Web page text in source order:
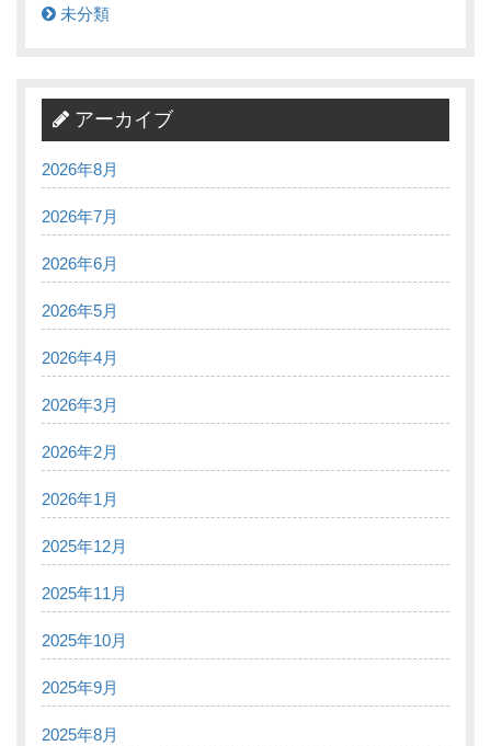
未分類
アーカイブ
2026年8月
2026年7月
2026年6月
2026年5月
2026年4月
2026年3月
2026年2月
2026年1月
2025年12月
2025年11月
2025年10月
2025年9月
2025年8月